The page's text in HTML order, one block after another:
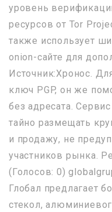
уровень
ресурсов от Tor
также использует
onion-сайте для
Источник:Хронос.
ключ PGP, он же
без адресата.
тайно размещать
и продажу, не
участников рынка.
(Голосов: 0)
Глобал предлагает
стекол,